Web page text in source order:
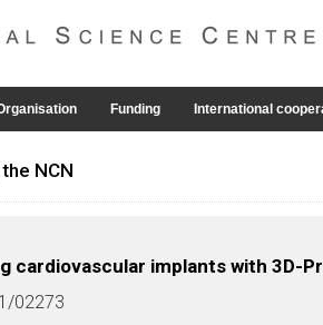
Funding International
NCN
cardiovascular implants with 3D-
02273